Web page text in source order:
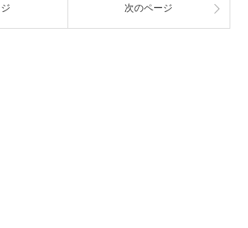
次のページ